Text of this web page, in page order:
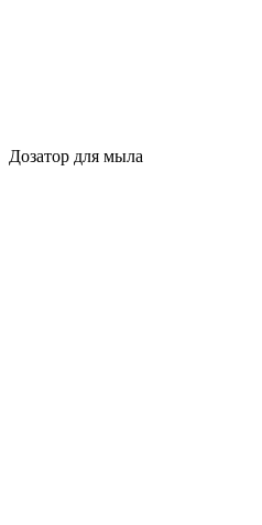
Дозатор для мыла